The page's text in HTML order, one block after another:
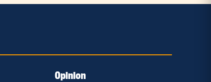
Opinion